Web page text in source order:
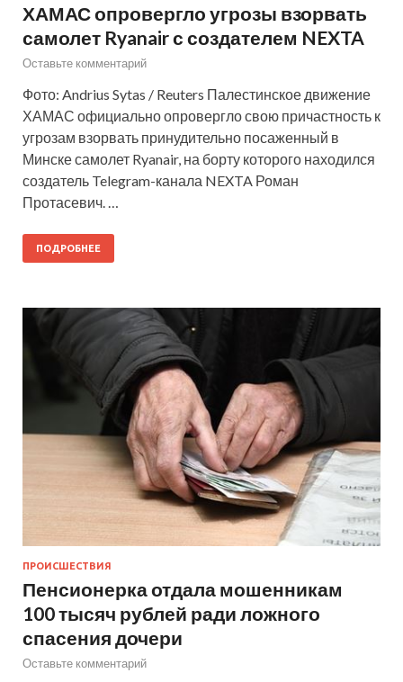
ХАМАС опровергло угрозы взорвать
самолет Ryanair с создателем NEXTA
Оставьте комментарий
Фото: Andrius Sytas / Reuters Палестинское движение
ХАМАС официально опровергло свою причастность к
угрозам взорвать принудительно посаженный в
Минске самолет Ryanair, на борту которого находился
создатель Telegram-канала NEXTA Роман
Протасевич. …
ПОДРОБНЕЕ
ПРОИСШЕСТВИЯ
Пенсионерка отдала мошенникам
100 тысяч рублей ради ложного
спасения дочери
Оставьте комментарий